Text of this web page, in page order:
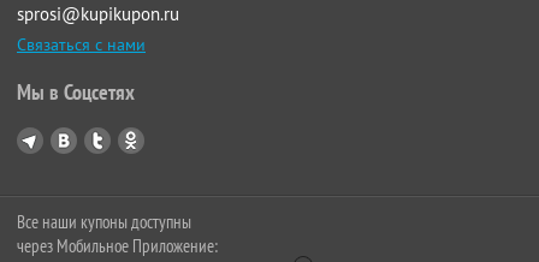
sprosi@kupikupon.ru
Связаться с нами
Мы в Соцсетях
Все наши купоны доступны
через Мобильное Приложение: